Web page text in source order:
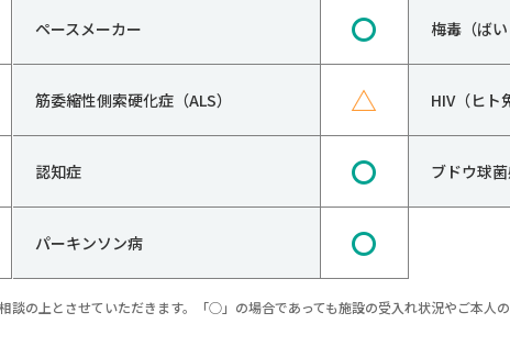
ペースメーカー 〇
筋委縮性側索硬化症（ALS） △
認知症 〇
パーキンソン病 〇
梅毒（ばい
HIV（ヒト
ブドウ球菌
の上とさせていただきます。「○」の場合であっても施設の受入れ状況やご本人